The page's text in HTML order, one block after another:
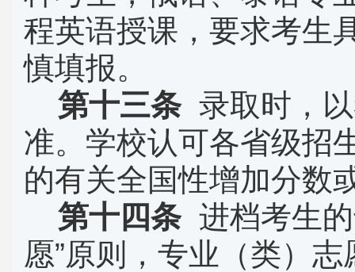
程英语授课，要求考生
慎填报。
第十三条 录取时，
准。学校认可各省级招
的有关全国性增加分数
第十四条 进档考生
愿”原则，专业（类）